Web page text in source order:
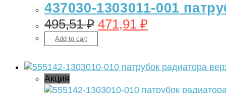
437030-1303011-001
495,51₽ 471,91 ₽
Add to cart
Акция